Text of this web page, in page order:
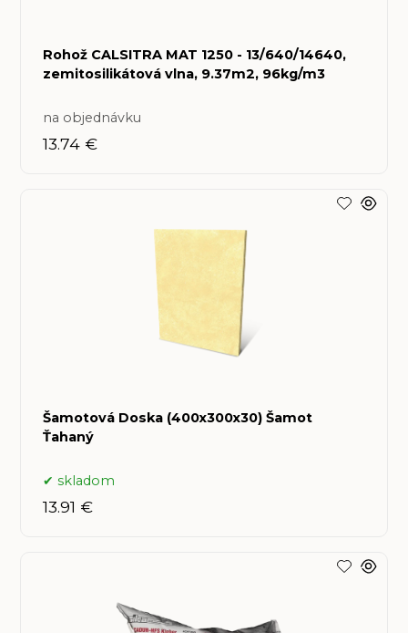
Rohož CALSITRA MAT 1250 - 13/640/14640,
zemitosilikátová vlna, 9.37m2, 96kg/m3
na objednávku
13.74 €
Šamotová Doska (400x300x30) Šamot
Ťahaný
skladom
13.91 €